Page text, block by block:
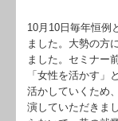
10月10日毎年恒例
ました。大勢の方
ました。セミナー
「女性を活かす」
活かしていくため
演していただきま